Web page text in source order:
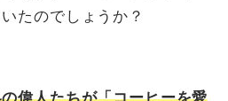
たのでしょうか？